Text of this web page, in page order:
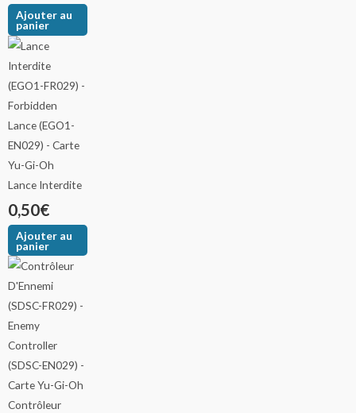
Ajouter au
panier
Lance Interdite
0,50€
Ajouter au
panier
Contrôleur